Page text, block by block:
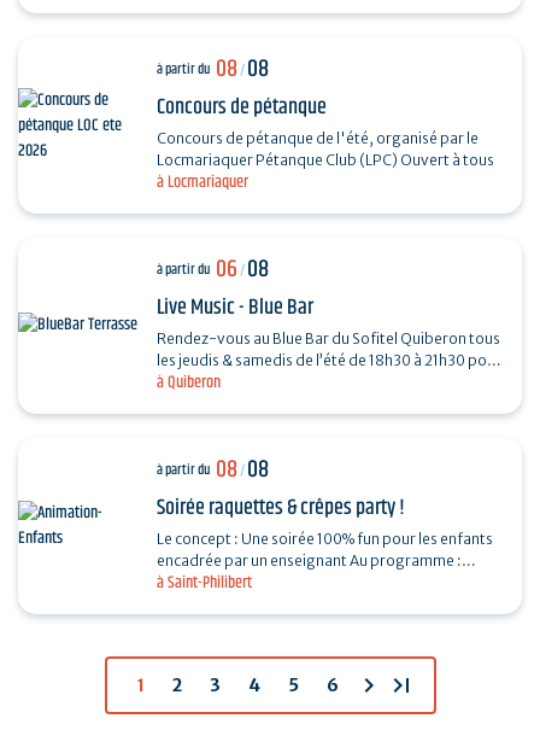
à Locmariaquer
à partir du 08/08
Concours de pétanque
Concours de pétanque de l'été, organisé par le
Locmariaquer Pétanque Club (LPC) Ouvert à tous
à Quiberon
à partir du 06/08
Live Music - Blue Bar
Rendez-vous au Blue Bar du Sofitel Quiberon tous
les jeudis & samedis de l’été de 18h30 à 21h30 pour
vivre des instants musicaux & conviviaux avec…
à Saint-Philibert
à partir du 08/08
Soirée raquettes & crêpes party !
Le concept : Une soirée 100% fun pour les enfants
encadrée par un enseignant Au programme :
tennis, padel et pickleball suivis d’un Breizh picnic :
1 2 3 4 5 6 chevron_right last_page